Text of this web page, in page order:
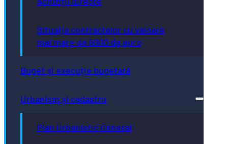
Situația contractelor cu valoare
mai mare de 5000 de euro
Buget și execuție bugetară
Urbanism și cadastru
Plan Urbanistic General